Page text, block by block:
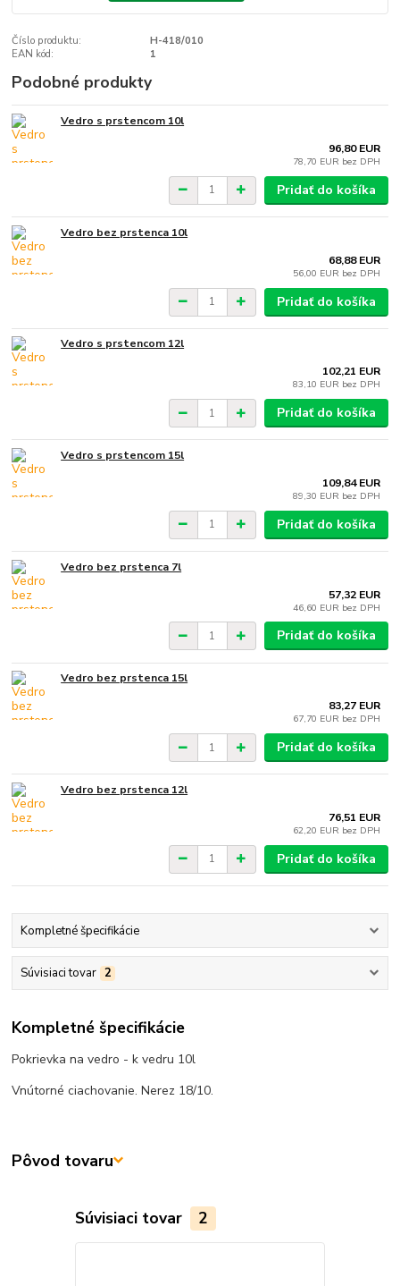
Číslo produktu:
H-418/010
EAN kód:
1
Podobné produkty
Vedro s prstencom 10l
96,80 EUR
78,70 EUR bez DPH
Pridať do košíka
Vedro bez prstenca 10l
68,88 EUR
56,00 EUR bez DPH
Pridať do košíka
Vedro s prstencom 12l
102,21 EUR
83,10 EUR bez DPH
Pridať do košíka
Vedro s prstencom 15l
109,84 EUR
89,30 EUR bez DPH
Pridať do košíka
Vedro bez prstenca 7l
57,32 EUR
46,60 EUR bez DPH
Pridať do košíka
Vedro bez prstenca 15l
83,27 EUR
67,70 EUR bez DPH
Pridať do košíka
Vedro bez prstenca 12l
76,51 EUR
62,20 EUR bez DPH
Pridať do košíka
Kompletné špecifikácie
Súvisiaci tovar 2
Kompletné špecifikácie
Pokrievka na vedro - k vedru 10l
Vnútorné ciachovanie. Nerez 18/10.
Pôvod tovaru
Súvisiaci tovar 2